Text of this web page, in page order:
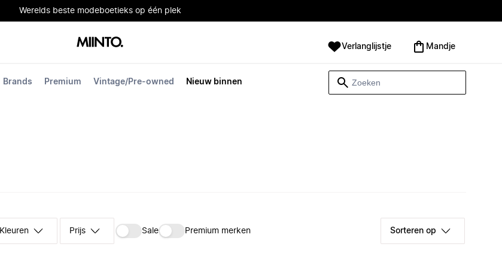
Werelds beste modeboetieks op één plek
Brands Premium Vintage/Pre-owned Nieuw binnen
Verlanglijstje Mandje
Kleuren Prijs Sale Premium merken Sorteren op